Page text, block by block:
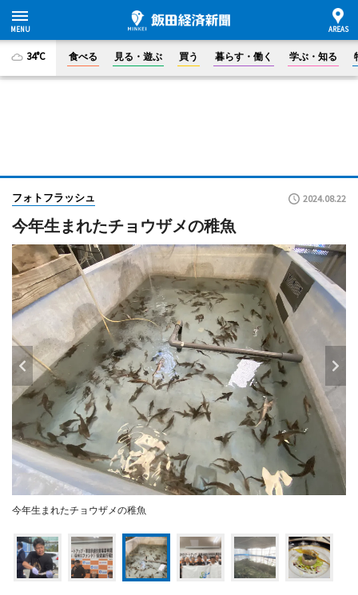
34°C 食べる 見る・遊ぶ 買う 暮らす・働く 学ぶ・知る
フォトフラッシュ 2024.08.22
今年生まれたチョウザメの稚魚
今年生まれたチョウザメの稚魚